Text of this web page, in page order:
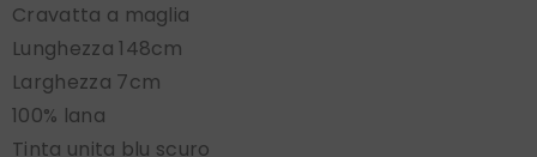
Cravatta a maglia
Lunghezza 148cm
Larghezza 7cm
100% lana
Tinta unita blu scuro